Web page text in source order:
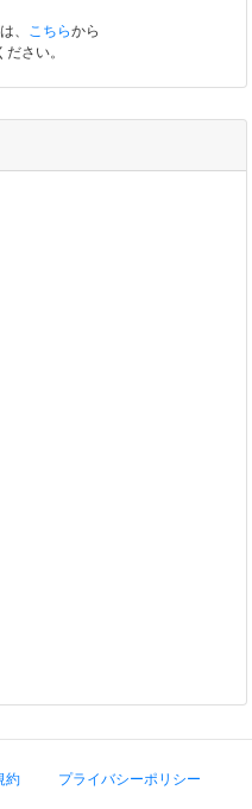
、 こちらから
さい。
約 プライバシーポリシー